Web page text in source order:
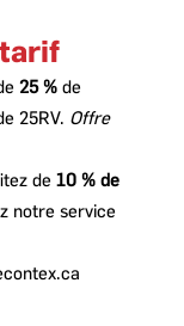
25 % de
25RV. Offre
de 10 % de
notre service